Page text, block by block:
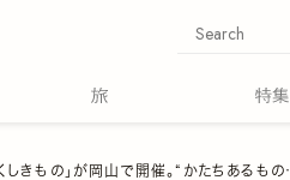
催。“かたちあるものはすべて、 とどまらず、消えていく”